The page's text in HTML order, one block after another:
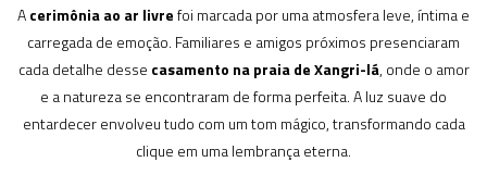
Acerimônia ao ar livrefoi marcada por uma atmosfera leve, íntima e
carregada de emoção. Familiares e amigos próximos presenciaram
cada detalhe desse casamento na praia de Xangri-lá, onde o amor
e a natureza se encontraram de forma perfeita. A luz suave do
entardecer envolveu tudo com um tom mágico, transformando cada
clique em uma lembrança eterna.